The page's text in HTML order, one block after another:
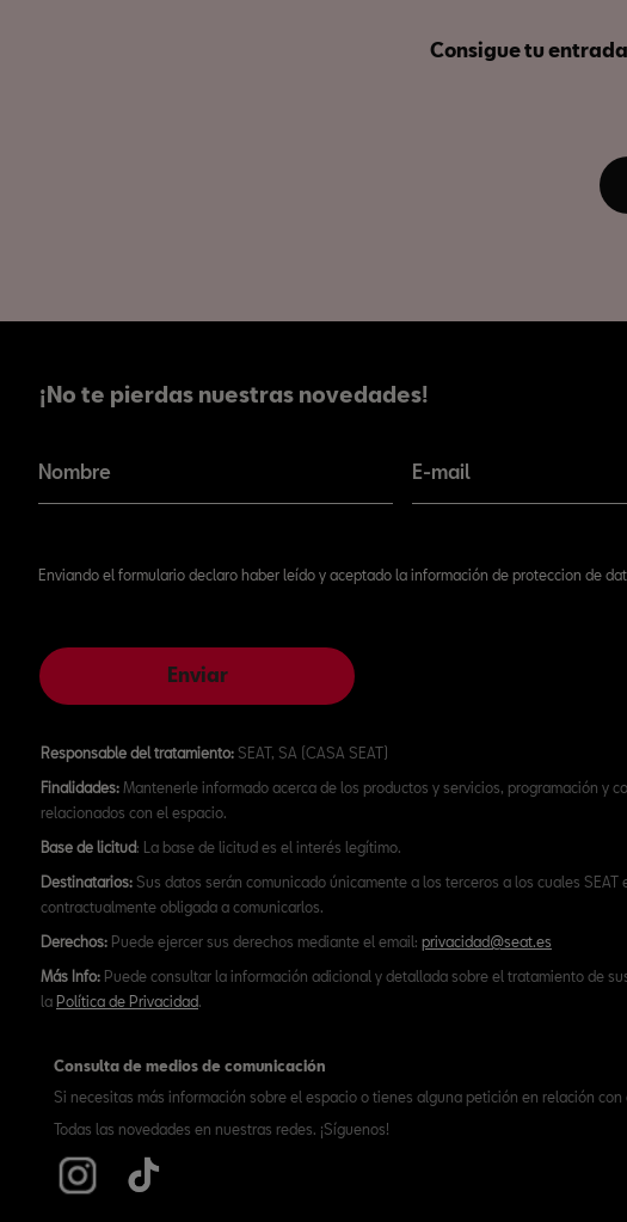
Consigue tu
¡No te pierdas nuestras novedades!
Nombre E-mail
Enviando el formulario declaro haber leído y aceptado la información de proteccion de
Enviar
Responsable del tratamiento: SEAT, SA (CASA SEAT)
Finalidades: Mantenerle informado acerca de los productos y servicios, programación y
relacionados con el espacio.
Base de licitud: La base de licitud es el interés legítimo.
Destinatarios: Sus datos serán comunicado únicamente a los terceros a los cuales SEAT
contractualmente obligada a comunicarlos.
Derechos: Puede ejercer sus derechos mediante el email: privacidad@seat.es
Más Info: Puede consultar la información adicional y detallada sobre el tratamiento de
la Política de Privacidad.
Consulta de medios de comunicación
Si necesitas más información sobre el espacio o tienes alguna petición en relación
Todas las novedades en nuestras redes. ¡Síguenos!